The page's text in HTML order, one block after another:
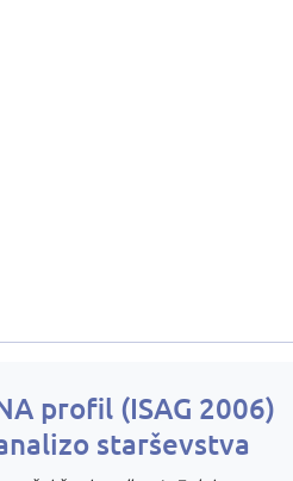
profil (ISAG 2006)
starševstva